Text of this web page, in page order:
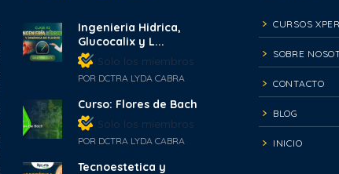
Ingenieria Hidrica,
Glucocalix y L...
Solo los miembros
POR DCTRA LYDA CABRA
Curso: Flores de Bach
Solo los miembros
POR DCTRA LYDA CABRA
Tecnoestetica y
CURSOS
SOBRE
CONTACTO
BLOG
INICIO